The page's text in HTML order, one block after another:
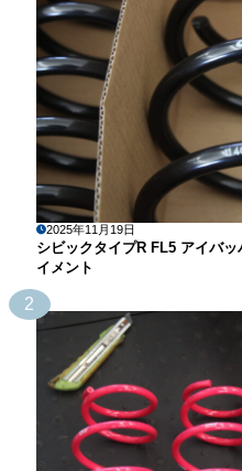
2025年11月19日
シビックタイプR FL5 アイバ
イメント
2